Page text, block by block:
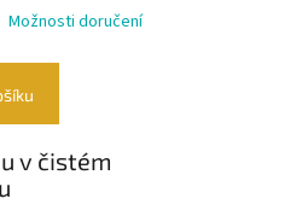
Možnosti doručení
v čistém